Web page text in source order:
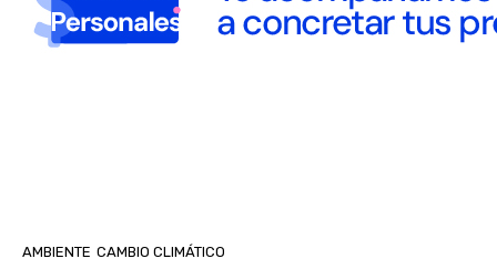
AMBIENTE CAMBIO CLIMÁTICO